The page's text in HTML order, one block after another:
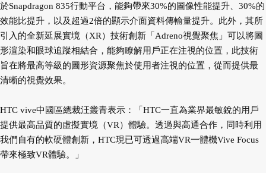
於Snapdragon 835行動平台，能夠帶來30%的圖像性能提升、30%的
效能比提升，以及超過2倍的顯示介面資料傳輸量提升。此外，其所
引入的全新延展實境（XR）技術創新「Adreno視覺聚焦」可以將圖
形渲染和眼球追蹤相結合，能夠瞭解用戶正在注視的位置，此技術
旨在將最高等級的圖形資源聚焦於使用者注視的位置，從而提供最
清晰的視覺效果。
HTC vive中國區總裁汪叢青表示：「HTC一直為業界最敏銳的用戶
提供最高品質的虛擬實境（VR）體驗。透過與高通合作，同時利用
我們自有的軟硬體創新，HTC現已可透過高端VR一體機Vive Focus
帶來極致VR體驗。」